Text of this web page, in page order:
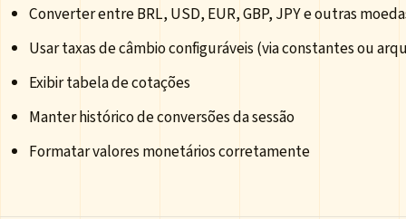
Converter entre BRL, USD, EUR, GBP, JPY e outras
Usar taxas de câmbio configuráveis (via constantes ou
Exibir tabela de cotações
Manter histórico de conversões da sessão
Formatar valores monetários corretamente